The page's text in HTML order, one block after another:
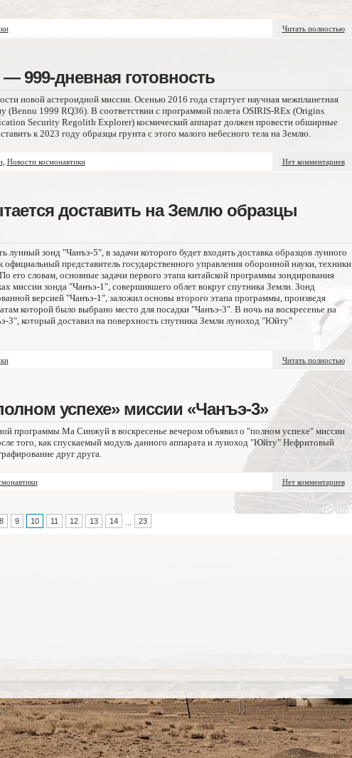
Читать полностью
999-дневная готовность
новой астероидной миссии. Осенью 2016 года стартует научная межпланетная
(Bennu 1999 RQ36). В соответствии с программой полета OSIRIS-REx (Origins
Security Regolith Explorer) космический аппарат должен провести обширные
к 2023 году образцы грунта с этого малого небесного тела на Землю.
, Новости космонавтики Нет комментариев
доставить на Землю образцы
лунный зонд "Чанъэ-5", в задачи которого будет входить доставка образцов лунного
официальный представитель государственного управления оборонной науки, техники
словам, основные задачи первого этапа китайской программы зондирования
миссии зонда "Чанъэ-1", совершившего облет вокруг спутника Земли. Зонд
версией "Чанъэ-1", заложил основы второго этапа программы, произведя
которой было выбрано место для посадки "Чанъэ-3". В ночь на воскресенье на
3", который доставил на поверхность спутника Земли луноход "Юйту"
Читать полностью
успехе» миссии «Чанъэ-3»
программы Ма Синжуй в воскресенье вечером объявил о "полном успехе" миссии
того, как спускаемый модуль данного аппарата и луноход "Юйту" Нефритовый
друг друга.
Нет комментариев
8 9 10 11 12 13 14 23